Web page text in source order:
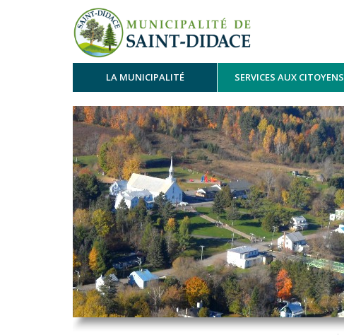
LA MUNICIPALITÉ SERVICES AUX CITOYENS